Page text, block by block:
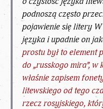
podnoszą często
pojawienie się litery
języka i upadnie on
prostu był to element
do „russkogo mira”,
właśnie zapisem
litewskiego od tego
rzecz rosyjskiego,